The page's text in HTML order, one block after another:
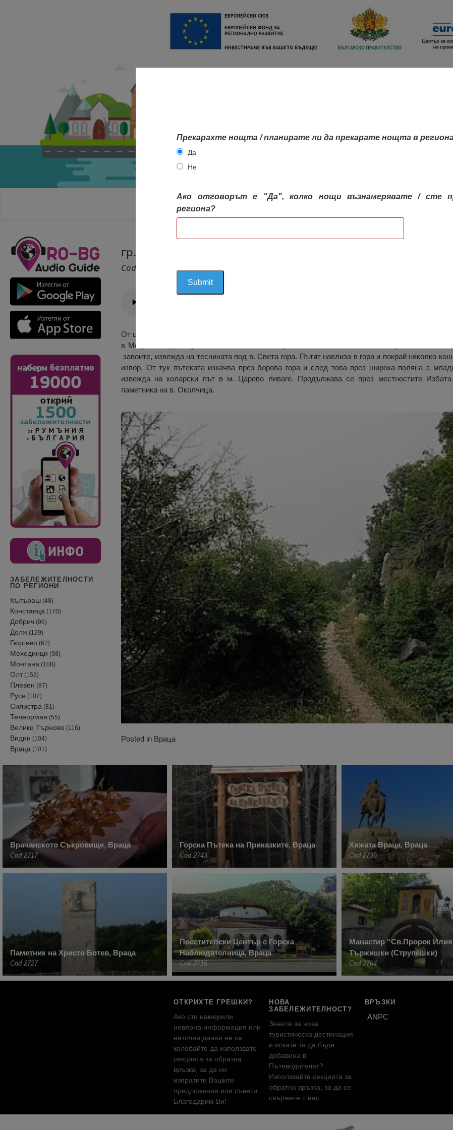
НАЧАЛО
ЗАБЕЛЕЖИТЕЛНОСТИ
ПО РЕГИОНИ
Кълъраш (48)
Констанца (170)
Добрич (96)
Долж (129)
Гюргево (67)
Мехединци (98)
Монтана (108)
Олт (153)
Плевен (87)
Русе (102)
Силистра (81)
Телеорман (55)
Велико Търново (116)
Видин (104)
Враца (101)
гр. Враца – кв. Медковец – м. Женската Вода – вр.
Cod 2787
От центъра на кв. Медковец се излиза до крайните къщи в най-високата му част, завива се
в Медковски дол. Тук започва каменист коларски път, който с множество серпентини и по
завоите, извежда на теснината под в. Света гора. Пътят навлиза в гора и покрай няколко
извор. От тук пътеката изкачва през борова гора и след това през широка поляна с
извежда на коларски път в м. Царево ливаге. Продължава се през местностите
паметника на в. Околчица.
Прекарахте нощта / планирате ли да прекарате нощта в
Да
Не
Ако отговорът е "Да", колко нощи възнамерявате / сте
региона?
Posted in Враца
Врачанското Съкровище, Враца
Cod 2717
Горска Пътека на Приказките, Враца
Cod 2743
Хижата Враца, Враца
Cod 2736
Паметник на Христо Ботев, Враца
Cod 2727
Посетителски Център с Горска
Наблюдателница, Враца
Cod 2715
Манастир “Св.Пророк
Тържишки (Струпешки)
Cod 2764
ОТКРИХТЕ ГРЕШКИ?
Ако сте намерили
невярна информация или
неточни данни не се
колебайте да използвате
секцията за обратна
връзка, за да ни
изпратите Вашите
предложения или съвети.
Благодарим Ви!
НОВА
ЗАБЕЛЕЖИТЕЛНОСТ?
Знаете за нова
туристическа дестинация
и искате тя да бъде
добавена в
Пътеводителят?
Използвайте секцията за
обратна връзка, за да се
свържете с нас.
ВРЪЗКИ
ANPC